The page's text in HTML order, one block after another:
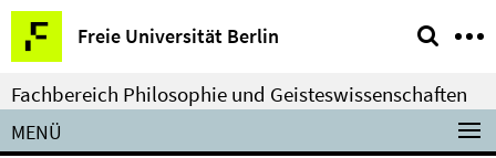
Springe
direkt
zu
Inhalt
Freie Universität Berlin
Service-
Navigation
Fachbereich Philosophie und Geisteswissenschaften
MENÜ